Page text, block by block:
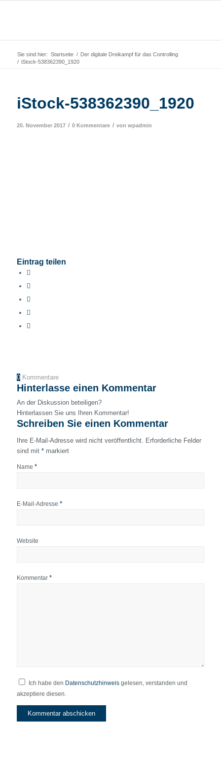
Sie sind hier: Startseite / Der digitale Dreikampf für das Controlling
/ iStock-538362390_1920
iStock-538362390_1920
20. November 2017 / 0 Kommentare / von wpadmin
Eintrag teilen
0 Kommentare
Hinterlasse einen Kommentar
An der Diskussion beteiligen?
Hinterlassen Sie uns Ihren Kommentar!
Schreiben Sie einen Kommentar
Ihre E-Mail-Adresse wird nicht veröffentlicht. Erforderliche Felder
sind mit *markiert
Name *
E-Mail-Adresse *
Website
Kommentar *
Ich habe den Datenschutzhinweisgelesen, verstanden und
akzeptiere diesen.